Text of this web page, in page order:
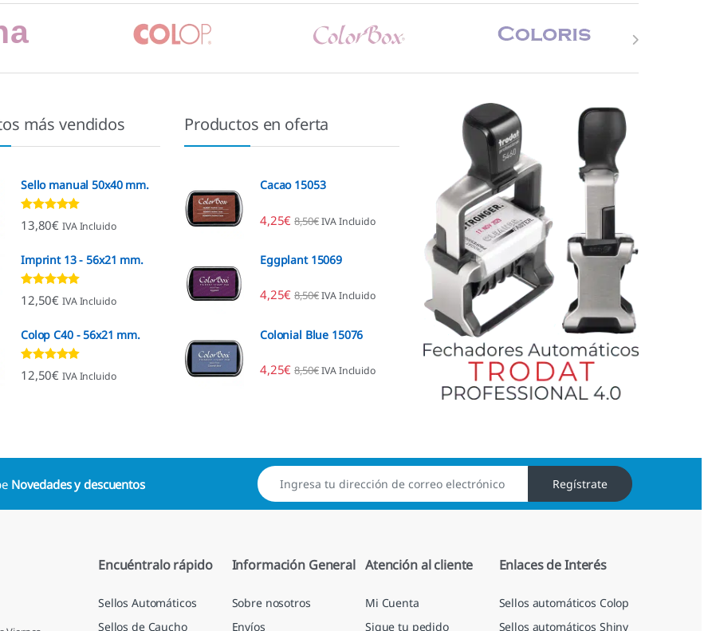
más vendidos
Sello manual 50x40 mm.
Valorado con
4.80de 5
13,80€ IVA Incluido
Imprint 13 - 56x21 mm.
Valorado con
4.96de 5
12,50€ IVA Incluido
Colop C40 - 56x21 mm.
Valorado con
4.89de 5
12,50€ IVA Incluido
Productos en oferta
Cacao 15053
4,25€ 8,50€ IVA Incluido
Eggplant 15069
4,25€ 8,50€ IVA Incluido
Colonial Blue 15076
4,25€ 8,50€ IVA Incluido
Novedades y descuentos Regístrate
Encuéntralo rápido
Sellos Automáticos
Sellos de Caucho
Información General
Sobre nosotros
Envíos
Atención al cliente
Mi Cuenta
Sigue tu pedido
Enlaces de Interés
Sellos automáticos Colop
Sellos automáticos Shiny